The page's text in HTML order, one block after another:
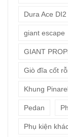
Dura Ace DI2
giant escape
GIANT
Giò đĩa cốt
Khung
Pedan
Phụ kiện